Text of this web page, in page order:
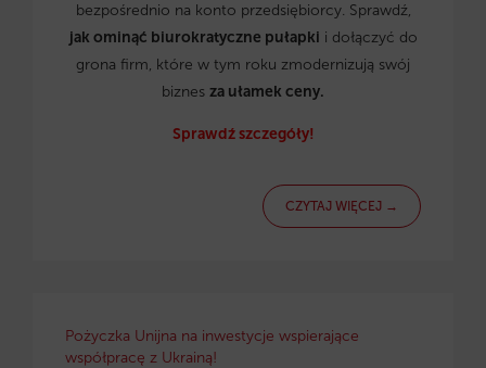
bezpośrednio na konto przedsiębiorcy. Sprawdź,
jak ominąć biurokratyczne pułapki i dołączyć do
grona firm, które w tym roku zmodernizują swój
biznes za ułamek ceny.
Sprawdź szczegóły!
CZYTAJ WIĘCEJ →
Pożyczka Unijna na inwestycje wspierające
współpracę z Ukrainą!